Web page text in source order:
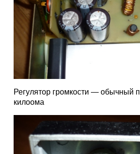
Регулятор громкости — обычный
килоома